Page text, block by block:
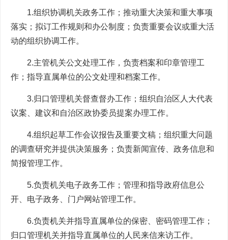
1.组织协调机关政务工作；推动重大决策和重大事项
落实；拟订工作规则和办公制度；负责重要会议或重大活
动的组织协调工作。
2.主管机关公文处理工作，负责档案和印章管理工
作；指导直属单位的公文处理和档案工作。
3.归口管理机关督查督办工作；组织自治区人大代表
议案、建议和自治区政协委员提案办理工作。
4.组织起草工作会议报告及重要文稿；组织重大问题
的调查研究并提供决策服务；负责新闻宣传、政务信息和
简报管理工作。
5.负责机关电子政务工作；管理和指导政府信息公
开、电子政务、门户网站管理工作。
6.负责机关并指导直属单位的保密、密码管理工作；
归口管理机关并指导直属单位的人民来信来访工作。